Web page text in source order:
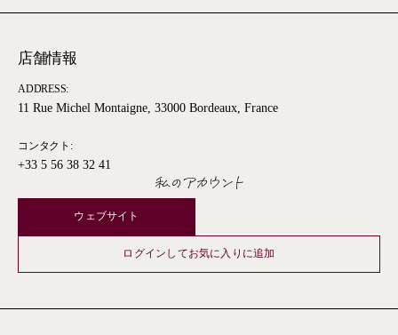
店舗情報
ADDRESS:
11 Rue Michel Montaigne, 33000 Bordeaux, France
コンタクト:
+33 5 56 38 32 41
私のアカウント
ウェブサイト
ログインしてお気に入りに追加